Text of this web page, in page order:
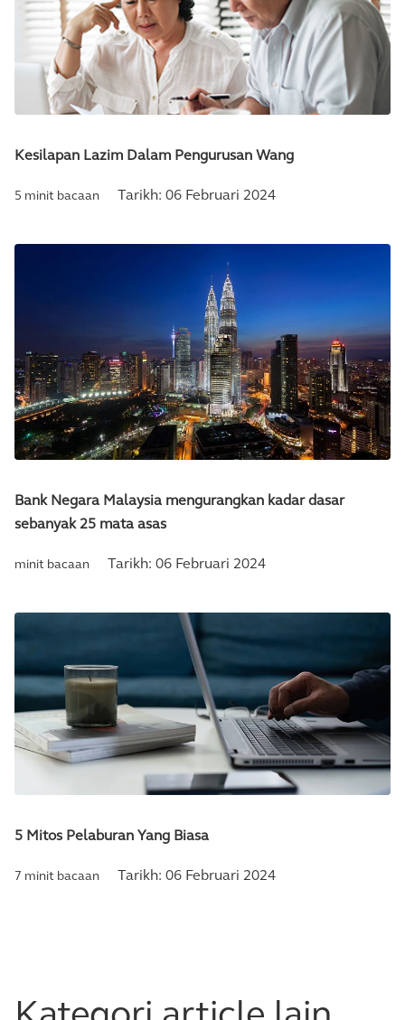
Kesilapan Lazim Dalam Pengurusan Wang
5 minit bacaan Tarikh: 06 Februari 2024
Bank Negara Malaysia mengurangkan kadar dasar
sebanyak 25 mata asas
minit bacaan Tarikh: 06 Februari 2024
5 Mitos Pelaburan Yang Biasa
7 minit bacaan Tarikh: 06 Februari 2024